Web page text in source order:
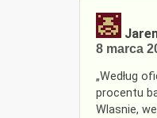
8 marca
„Według
procentu
Wlasnie,